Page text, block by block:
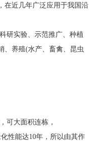
在近几年广泛应用于我国沿
研实验、示范推广、种植
、养殖(水产、畜禽、昆虫
可大面积连栋，
性能达10年，所以由其作